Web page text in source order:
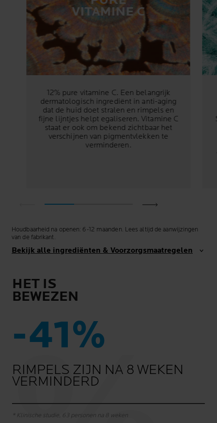
VITAMINE C
12% pure vitamine C. Een belangrijk
dermatologisch ingrediënt in anti-aging
dat de huid doet stralen en rimpels en
fijne lijntjes helpt egaliseren. Vitamine C
staat er ook om bekend zichtbaar het
verschijnen van pigmentvlekken te
verminderen.
Houdbaarheid na openen: 6-12 maanden. Lees altijd de aanwijzingen
van de fabrikant.
Bekijk alle ingrediënten & Voorzorgsmaatregelen
HET IS
BEWEZEN
-41%
RIMPELS ZIJN NA 8 WEKEN
VERMINDERD
* Klinische studie, 63 personen na 8 weken